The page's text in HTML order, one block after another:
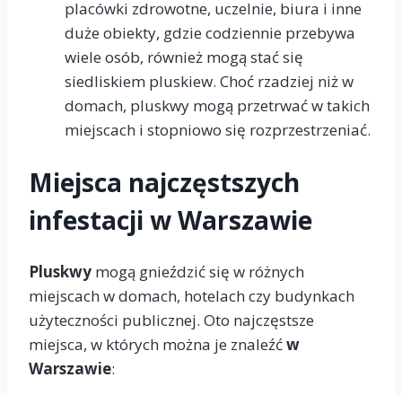
placówki zdrowotne, uczelnie, biura i inne
duże obiekty, gdzie codziennie przebywa
wiele osób, również mogą stać się
siedliskiem pluskiew. Choć rzadziej niż w
domach, pluskwy mogą przetrwać w takich
miejscach i stopniowo się rozprzestrzeniać.
Miejsca najczęstszych
infestacji w Warszawie
Pluskwy mogą gnieździć się w różnych
miejscach w domach, hotelach czy budynkach
użyteczności publicznej. Oto najczęstsze
miejsca, w których można je znaleźćw
Warszawie: